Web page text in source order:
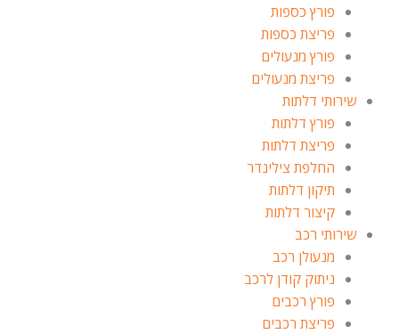
פורץ כספות
פריצת כספות
פורץ מנעולים
פריצת מנעולים
שירותי דלתות
פורץ דלתות
פריצת דלתות
החלפת צילינדר
תיקון דלתות
קיצור דלתות
שירותי רכב
מנעולן רכב
ניתוק קודן לרכב
פורץ רכבים
פריצת רכבים